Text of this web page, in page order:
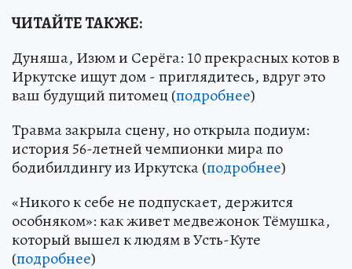
ЧИТАЙТЕ ТАКЖЕ:
Дуняша, Изюм и Серёга: 10 прекрасных котов в
Иркутске ищут дом - приглядитесь, вдруг это
ваш будущий питомец (подробнее)
Травма закрыла сцену, но открыла подиум:
история 56-летней чемпионки мира по
бодибилдингу из Иркутска (подробнее)
«Никого к себе не подпускает, держится
особняком»: как живет медвежонок Тёмушка,
который вышел к людям в Усть-Куте
(подробнее)